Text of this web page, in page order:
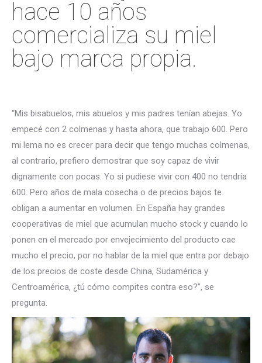
hace 10 años
comercializa su miel
bajo marca propia.
“Mis bisabuelos, mis abuelos y mis padres tenían abejas. Yo
empecé con 2 colmenas y hasta ahora, que trabajo 600. Pero
mi lema no es crecer para decir que tengo muchas colmenas,
al contrario, prefiero demostrar que soy capaz de vivir
dignamente con pocas. Yo si pudiese vivir con 400 no tendría
600. Pero años de mala cosecha o de precios bajos te
obligan a aumentar en volumen. En España hay grandes
cooperativas de miel que acumulan mucho stock y cuando lo
ponen en el mercado por envejecimiento del producto cae
mucho el precio, por no hablar de la miel que entra por debajo
de los precios de coste desde China, Sudamérica y
Centroamérica, ¿tú cómo compites contra eso?”, se
pregunta.